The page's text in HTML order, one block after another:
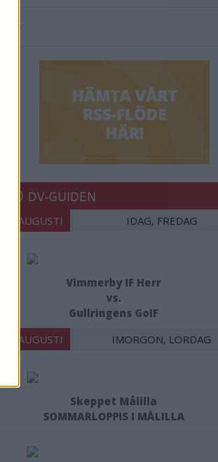
Annons:
DV-GUIDEN
07 AUGUSTI IDAG, FREDAG
Vimmerby IF Herr
vs.
Gullringens GoIF
08 AUGUSTI IMORGON, LÖRDAG
Skeppet Målilla
SOMMARLOPPIS I MÅLILLA